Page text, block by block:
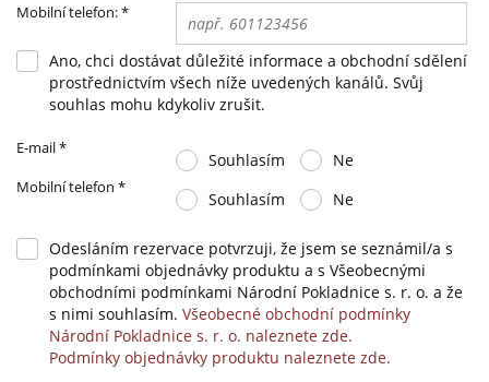
Mobilní telefon:*
Ano, chci dostávat důležité informace a obchodní sdělení
prostřednictvím všech níže uvedených kanálů. Svůj
souhlas mohu kdykoliv zrušit.
E-mail*
Souhlasím Ne
Mobilní telefon *
Souhlasím Ne
Odesláním rezervace potvrzuji, že jsem se seznámil/a s
podmínkami objednávky produktu a s Všeobecnými
obchodními podmínkami Národní Pokladnice s. r. o. a že
s nimi souhlasím. Všeobecné obchodní podmínky
Národní Pokladnice s. r. o. naleznete zde.
Podmínky objednávky produktu naleznete zde.